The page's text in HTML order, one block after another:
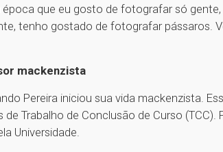
época que eu gosto de fotografar só
tenho gostado de fotografar pássaros.
mackenzista
Pereira iniciou sua vida mackenzista.
de Trabalho de Conclusão de Curso
Universidade.